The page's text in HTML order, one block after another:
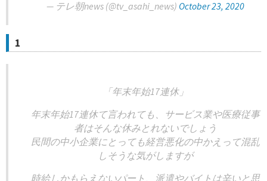
— テレ朝news (@tv_asahi_news) October 23, 2020
1
「年末年始17連休」
年末年始17連休て言われても、サービス業や医療従事
者はそんな休みとれないでしょう
民間の中小企業にとっても経営悪化の中かえって混乱
しそうな気がしますが
時給しかもらえないパート、派遣やバイトは辛いと思